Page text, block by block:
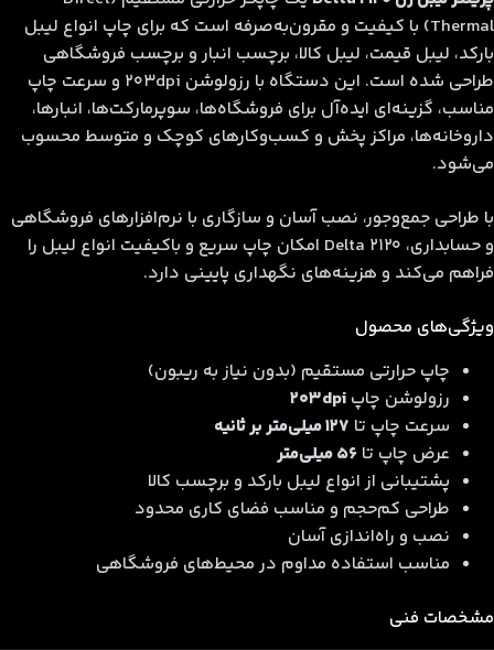
Thermal) با کیفیت و مقرون‌به‌صرفه است که برای چاپ انواع لیبل
بارکد، لیبل قیمت، لیبل کالا، برچسب انبار و برچسب فروشگاهی
طراحی شده است. این دستگاه با رزولوشن 203dpi و سرعت چاپ
مناسب، گزینه‌ای ایده‌آل برای فروشگاه‌ها، سوپرمارکت‌ها، انبارها،
داروخانه‌ها، مراکز پخش و کسب‌وکارهای کوچک و متوسط محسوب
می‌شود.
با طراحی جمع‌وجور، نصب آسان و سازگاری با نرم‌افزارهای فروشگاهی
و حسابداری، Delta 2120 امکان چاپ سریع و باکیفیت انواع لیبل را
فراهم می‌کند و هزینه‌های نگهداری پایینی دارد.
ویژگی‌های محصول
چاپ حرارتی مستقیم (بدون نیاز به ریبون)
رزولوشن چاپ 203dpi
سرعت چاپ تا 127 میلی‌متر بر ثانیه
عرض چاپ تا 56 میلی‌متر
پشتیبانی از انواع لیبل بارکد و برچسب کالا
طراحی کم‌حجم و مناسب فضای کاری محدود
نصب و راه‌اندازی آسان
مناسب استفاده مداوم در محیط‌های فروشگاهی
مشخصات فنی